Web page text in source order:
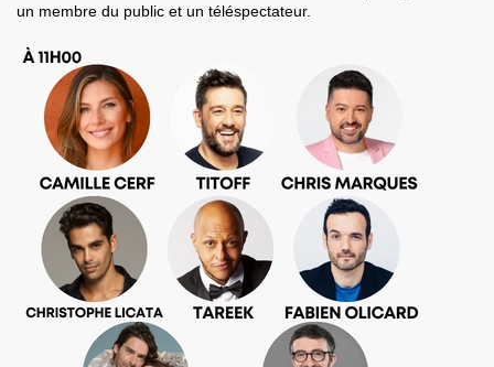
un membre du public et un téléspectateur.